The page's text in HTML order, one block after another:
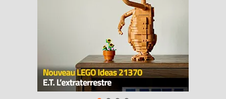
- Comprend 4 figurines LEGO DUPLO : 3 policiers et 1 voleur
- Inclut trois nouveaux véhicules : une moto, un hélicoptère de
- La voiture de police possède des phares et une sirène sonore
- Capture le voleur et envoie-le en prison !
- Les produits LEGO DUPLO sont amusants et adaptés aux
mains des plus petits